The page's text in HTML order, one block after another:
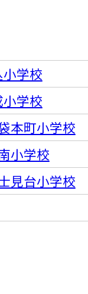
学校
学校
本町小学校
小学校
見台小学校